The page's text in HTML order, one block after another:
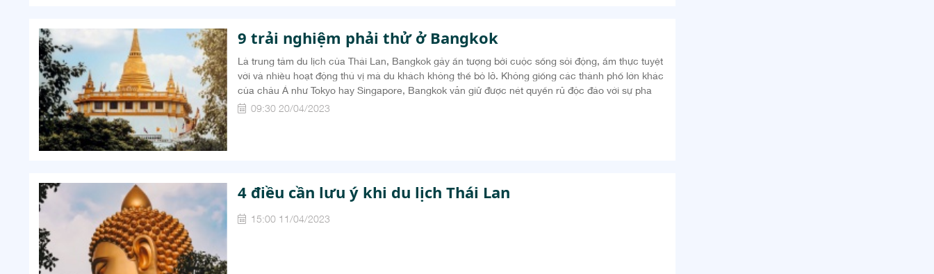
9 trải nghiệm phải thử ở Bangkok
Là trung tâm du lịch của Thái Lan, Bangkok gây ấn tượng bởi cuộc sống sôi động, ẩm thực tuyệt
vời và nhiều hoạt động thú vị mà du khách không thể bỏ lỡ. Không giống các thành phố lớn khác
của châu Á như Tokyo hay Singapore, Bangkok vẫn giữ được nét quyến rũ độc đáo với sự pha
trộn giữa kiến trúc truyền thống và những tòa nhà chọc trời hiện đại. Du khách đến Bangkok
09:30 20/04/2023
4 điều cần lưu ý khi du lịch Thái Lan
15:00 11/04/2023